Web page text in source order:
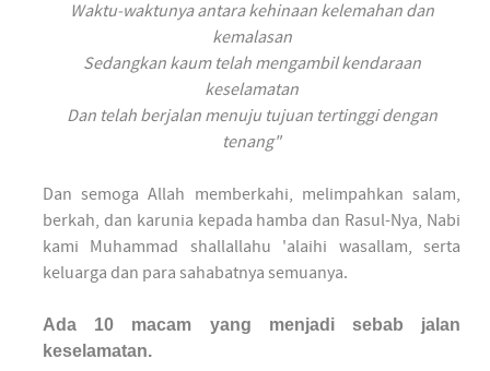
Waktu-waktunya antara kehinaan kelemahan dan
kemalasan
Sedangkan kaum telah mengambil kendaraan
keselamatan
Dan telah berjalan menuju tujuan tertinggi dengan
tenang"
Dan semoga Allah memberkahi, melimpahkan salam,
berkah, dan karunia kepada hamba dan Rasul-Nya, Nabi
kami Muhammad shallallahu 'alaihi wasallam, serta
keluarga dan para sahabatnya semuanya.
Ada 10 macam yang menjadi sebab jalan
keselamatan.